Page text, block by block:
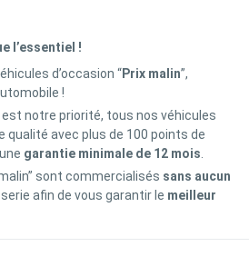
l’essentiel !
d’occasion “Prix malin”,
!
est notre priorité, tous nos véhicules
qualité avec plus de 100 points de
garantie minimale de 12 mois
sont commercialisés sans aucun
afin de vous garantir le meilleur